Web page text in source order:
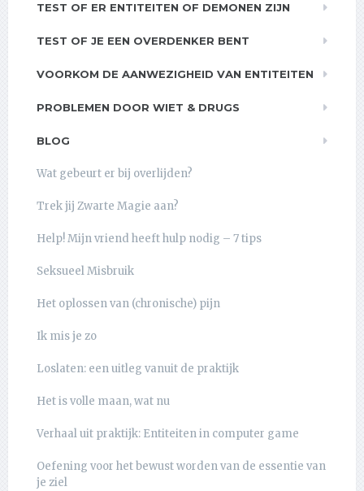
TEST OF ER ENTITEITEN OF DEMONEN ZIJN
TEST OF JE EEN OVERDENKER BENT
VOORKOM DE AANWEZIGHEID VAN ENTITEITEN
PROBLEMEN DOOR WIET & DRUGS
BLOG
Wat gebeurt er bij overlijden?
Trek jij Zwarte Magie aan?
Help! Mijn vriend heeft hulp nodig – 7 tips
Seksueel Misbruik
Het oplossen van (chronische) pijn
Ik mis je zo
Loslaten: een uitleg vanuit de praktijk
Het is volle maan, wat nu
Verhaal uit praktijk: Entiteiten in computer game
Oefening voor het bewust worden van de essentie van
je ziel